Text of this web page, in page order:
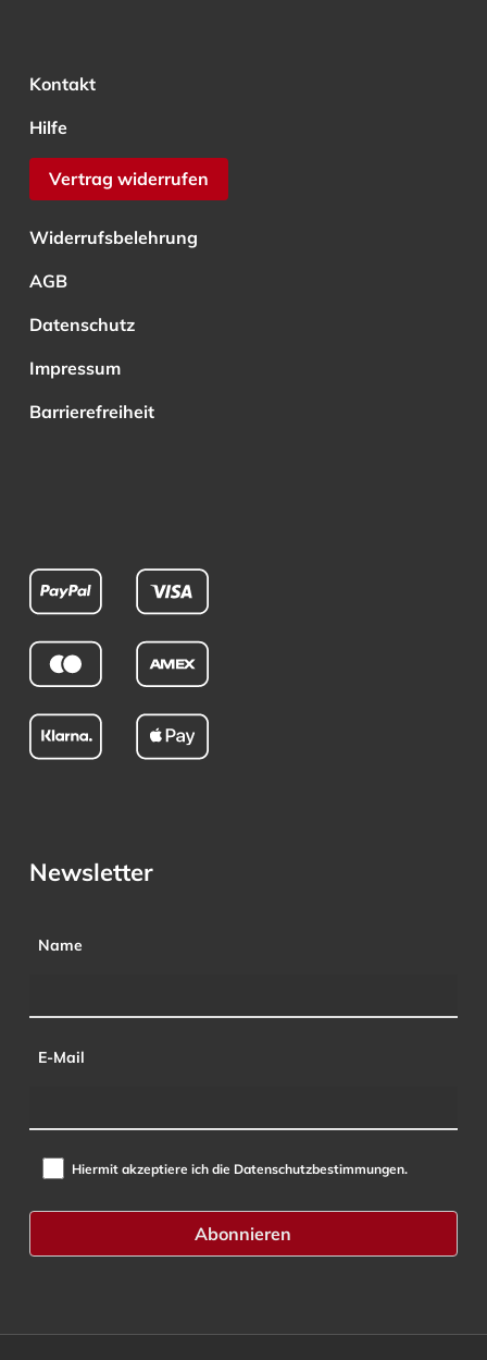
Kontakt
Hilfe
Vertrag widerrufen
Widerrufsbelehrung
AGB
Datenschutz
Impressum
Barrierefreiheit
Newsletter
Name
E-Mail
Hiermit akzeptiere ich die Datenschutzbestimmungen.